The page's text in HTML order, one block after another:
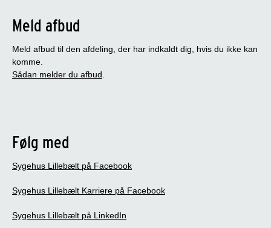
Meld afbud
Meld afbud til den afdeling, der har indkaldt dig, hvis du ikke kan
komme.
Sådan melder du afbud.
Følg med
Sygehus Lillebælt på Facebook
Sygehus Lillebælt Karriere på Facebook
Sygehus Lillebælt på LinkedIn